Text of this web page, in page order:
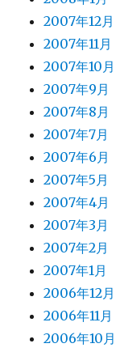
2007年12月
2007年11月
2007年10月
2007年9月
2007年8月
2007年7月
2007年6月
2007年5月
2007年4月
2007年3月
2007年2月
2007年1月
2006年12月
2006年11月
2006年10月